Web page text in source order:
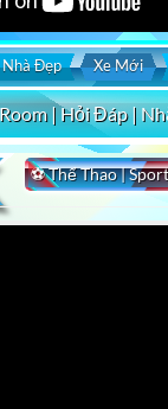
Nhà Đẹp Xe Mới
| Hỏi Đáp |
⚽ Thể Thao |